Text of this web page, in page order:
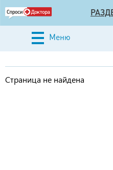
Меню
Страница не найдена